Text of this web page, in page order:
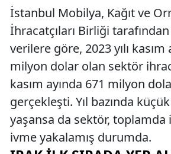
İstanbul Mobilya, Kağıt ve
İhracatçıları Birliği
verilere göre, 2023 yılı kasım
milyon dolar olan sektör
kasım ayında 671 milyon
gerçekleşti. Yıl bazında
yaşansa da sektör, toplamda
ivme yakalamış durumda.